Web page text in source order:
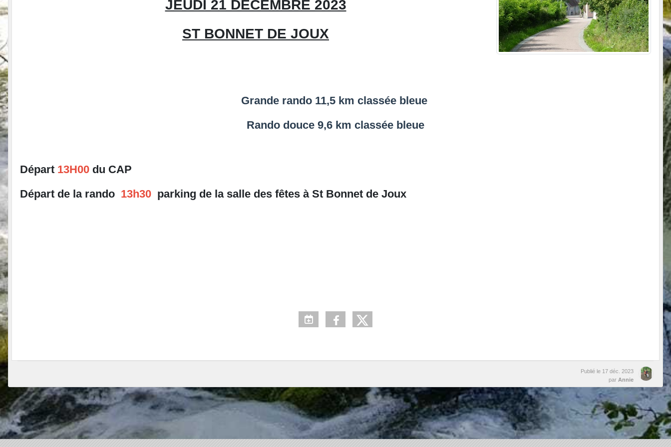
JEUDI 21 DECEMBRE 2023
ST BONNET DE JOUX
Grande rando 11,5 km classée bleue
Rando douce 9,6 km classée bleue
Départ 13H00 du CAP
Départ de la rando 13h30 parking de la salle des fêtes à St Bonnet de Joux
Publié le 17 déc. 2023
par Annie